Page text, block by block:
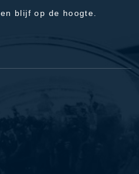
blijf op de hoogte.